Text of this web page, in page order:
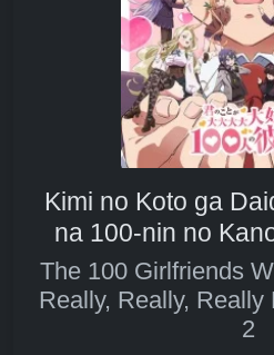
Kimi no Koto ga
na 100-nin no
The 100 Girlfriends
Really, Really, Really
2